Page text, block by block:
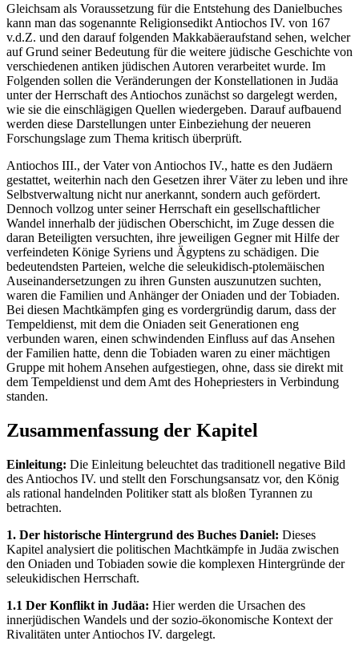
Gleichsam als Voraussetzung für die Entstehung des Danielbuches
kann man das sogenannte Religionsedikt Antiochos IV. von 167
v.d.Z. und den darauf folgenden Makkabäeraufstand sehen, welcher
auf Grund seiner Bedeutung für die weitere jüdische Geschichte von
verschiedenen antiken jüdischen Autoren verarbeitet wurde. Im
Folgenden sollen die Veränderungen der Konstellationen in Judäa
unter der Herrschaft des Antiochos zunächst so dargelegt werden,
wie sie die einschlägigen Quellen wiedergeben. Darauf aufbauend
werden diese Darstellungen unter Einbeziehung der neueren
Forschungslage zum Thema kritisch überprüft.
Antiochos III., der Vater von Antiochos IV., hatte es den Judäern
gestattet, weiterhin nach den Gesetzen ihrer Väter zu leben und ihre
Selbstverwaltung nicht nur anerkannt, sondern auch gefördert.
Dennoch vollzog unter seiner Herrschaft ein gesellschaftlicher
Wandel innerhalb der jüdischen Oberschicht, im Zuge dessen die
daran Beteiligten versuchten, ihre jeweiligen Gegner mit Hilfe der
verfeindeten Könige Syriens und Ägyptens zu schädigen. Die
bedeutendsten Parteien, welche die seleukidisch-ptolemäischen
Auseinandersetzungen zu ihren Gunsten auszunutzen suchten,
waren die Familien und Anhänger der Oniaden und der Tobiaden.
Bei diesen Machtkämpfen ging es vordergründig darum, dass der
Tempeldienst, mit dem die Oniaden seit Generationen eng
verbunden waren, einen schwindenden Einfluss auf das Ansehen
der Familien hatte, denn die Tobiaden waren zu einer mächtigen
Gruppe mit hohem Ansehen aufgestiegen, ohne, dass sie direkt mit
dem Tempeldienst und dem Amt des Hohepriesters in Verbindung
standen.
Zusammenfassung der Kapitel
Einleitung: Die Einleitung beleuchtet das traditionell negative Bild
des Antiochos IV. und stellt den Forschungsansatz vor, den König
als rational handelnden Politiker statt als bloßen Tyrannen zu
betrachten.
1. Der historische Hintergrund des Buches Daniel: Dieses
Kapitel analysiert die politischen Machtkämpfe in Judäa zwischen
den Oniaden und Tobiaden sowie die komplexen Hintergründe der
seleukidischen Herrschaft.
1.1 Der Konflikt in Judäa: Hier werden die Ursachen des
innerjüdischen Wandels und der sozio-ökonomische Kontext der
Rivalitäten unter Antiochos IV. dargelegt.